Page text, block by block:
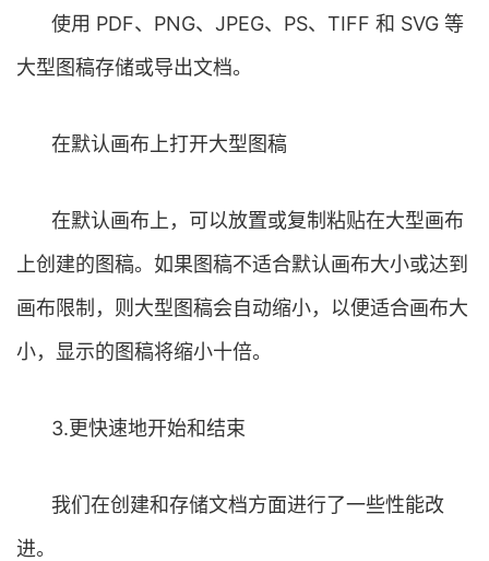
使用 PDF、PNG、JPEG、PS、TIFF 和 SVG 等
大型图稿存储或导出文档。
在默认画布上打开大型图稿
在默认画布上，可以放置或复制粘贴在大型画布
上创建的图稿。如果图稿不适合默认画布大小或达到
画布限制，则大型图稿会自动缩小，以便适合画布大
小，显示的图稿将缩小十倍。
3.更快速地开始和结束
我们在创建和存储文档方面进行了一些性能改
进。